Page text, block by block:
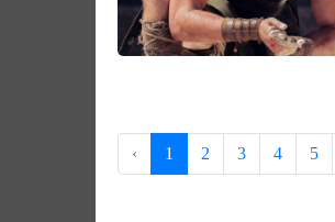
‹ 1 2 3 4 5